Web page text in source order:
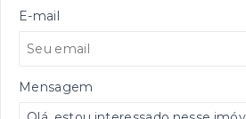
E-mail
Mensagem